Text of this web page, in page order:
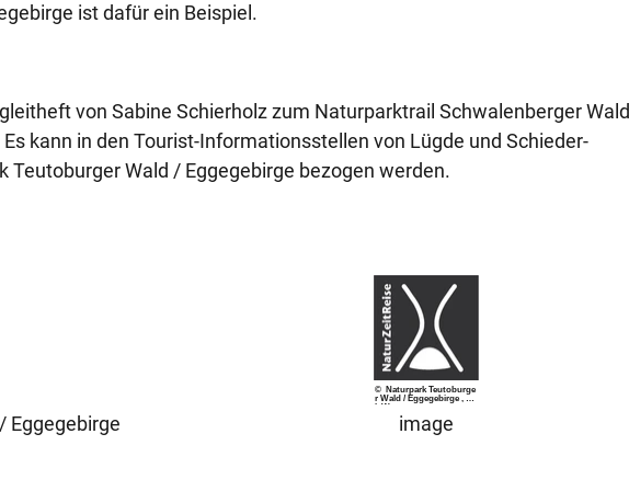
ist dafür ein Beispiel.
von Sabine Schierholz zum Naturparktrail Schwalenberger
kann in den Tourist-Informationsstellen von Lügde und Schieder-
Teutoburger Wald / Eggegebirge bezogen werden.
Eggegebirge
© Naturpark Teutoburge
r Wald / Eggegebirge , Dir
k Watermann
image